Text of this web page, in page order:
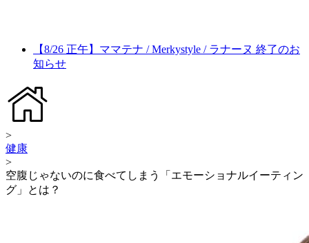
【8/26 正午】ママテナ / Merkystyle / ラナーヌ 終了のお
知らせ
>
健康
>
空腹じゃないのに食べてしまう「エモーショナルイーティン
グ」とは？